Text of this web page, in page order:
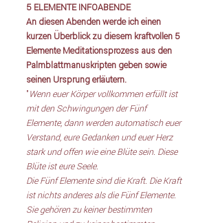
5 ELEMENTE INFOABENDE
An diesen Abenden werde ich einen
kurzen Überblick zu diesem kraftvollen 5
Elemente Meditationsprozess aus den
Palmblattmanuskripten geben sowie
seinen Ursprung erläutern.
"Wenn euer Körper vollkommen erfüllt ist
mit den Schwingungen der Fünf
Elemente, dann werden automatisch euer
Verstand, eure Gedanken und euer Herz
stark und offen wie eine Blüte sein. Diese
Blüte ist eure Seele.
Die Fünf Elemente sind die Kraft. Die Kraft
ist nichts anderes als die Fünf Elemente.
Sie gehören zu keiner bestimmten